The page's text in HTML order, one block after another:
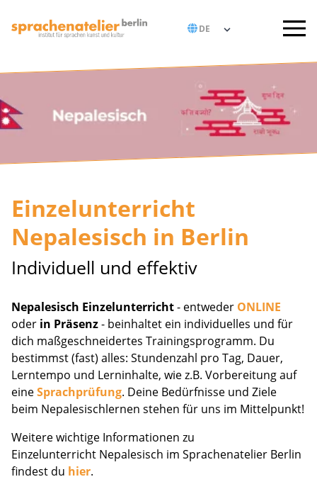
Einzelunterricht
Nepalesisch in Berlin
Individuell und effektiv
Nepalesisch Einzelunterricht- entweder ONLINE
oder in Präsenz- beinhaltet ein individuelles und für
dich maßgeschneidertes Trainingsprogramm. Du
bestimmst (fast) alles: Stundenzahl pro Tag, Dauer,
Lerntempo und Lerninhalte, wie z.B. Vorbereitung auf
eineSprachprüfung. Deine Bedürfnisse und Ziele
beim Nepalesischlernen stehen für uns im Mittelpunkt!
Weitere wichtige Informationen zu
Einzelunterricht Nepalesisch im Sprachenatelier Berlin
findest du hier.